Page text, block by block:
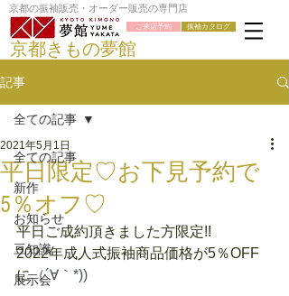
ご来店予約
京都の振袖販売・オーダー販売の専門店
京都きもの夢館
振袖カタログ
記事
全ての記事
新作
お知らせ
豆知識
展示会
全ての記事
平日限定♡お下見予約で
5％オフ♡
2021年5月1日
平日ご成約頂きました方限定!!
2022年成人式振袖商品価格が5％OFF
に（´∀｀*))